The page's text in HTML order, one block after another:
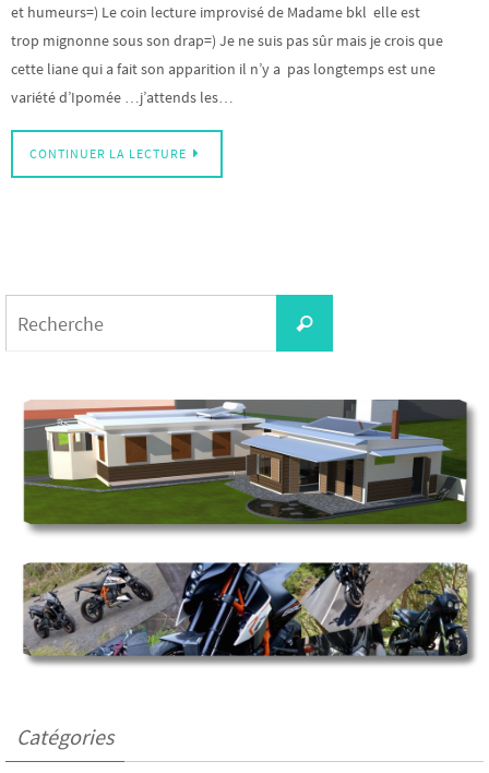
et humeurs=) Le coin lecture improvisé de Madame bkl elle est
trop mignonne sous son drap=) Je ne suis pas sûr mais je crois que
cette liane qui a fait son apparition il n’y a pas longtemps est une
variété d’Ipomée …j’attends les…
CONTINUER LA LECTURE
Recherche
Catégories